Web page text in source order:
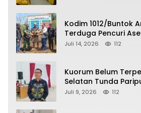
Kodim 1012/Buntok
Terduga Pencuri
Sitaan Satgas PKH,
Juli 14, 2026 112
Kuorum Belum
Selatan Tunda
Raperda
Juli 9, 2026 112